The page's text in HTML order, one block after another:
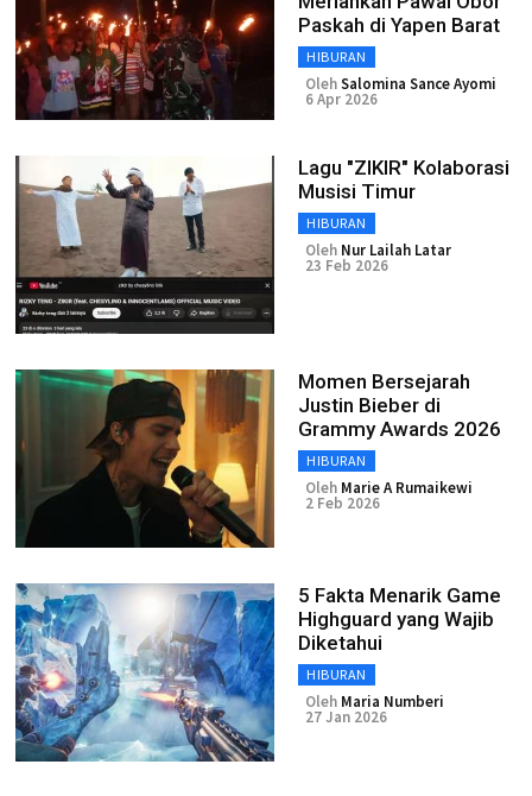
Paskah di Yapen Barat
HIBURAN
OlehSalomina Sance Ayomi
6 Apr 2026
Lagu "ZIKIR" Kolaborasi
Musisi Timur
HIBURAN
Oleh Nur Lailah Latar
23 Feb 2026
Momen Bersejarah
Justin Bieber di
Grammy Awards 2026
HIBURAN
Oleh Marie A Rumaikewi
2 Feb 2026
5 Fakta Menarik Game
Highguard yang Wajib
Diketahui
HIBURAN
Oleh Maria Numberi
27 Jan 2026